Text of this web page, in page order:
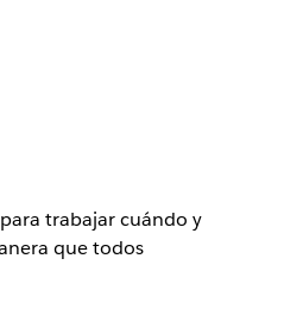
trabajar cuándo y
que todos